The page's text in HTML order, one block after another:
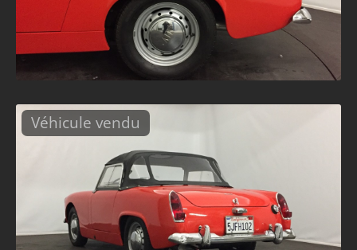
Véhicule vendu